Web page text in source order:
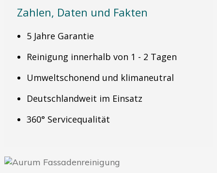
Zahlen, Daten und Fakten
5 Jahre Garantie
Reinigung innerhalb von 1 - 2 Tagen
Umweltschonend und klimaneutral
Deutschlandweit im Einsatz
360° Servicequalität